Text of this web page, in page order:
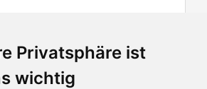
Privatsphäre ist
wichtig